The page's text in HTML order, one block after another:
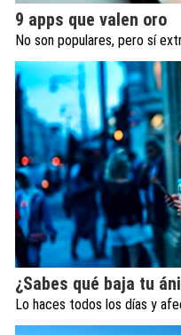
9 apps que valen oro
No son populares, pero sí
¿Sabes qué baja tu
Lo haces todos los días y